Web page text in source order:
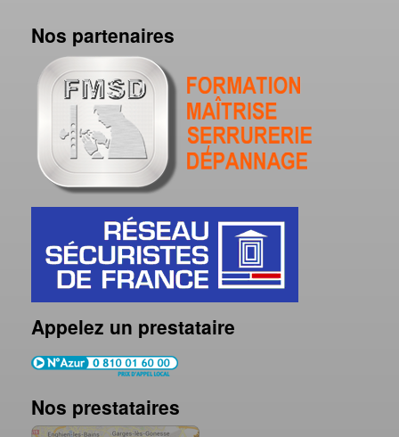
Nos partenaires
Appelez un prestataire
Nos prestataires